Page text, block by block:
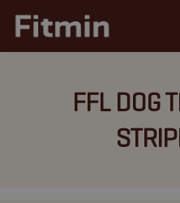
FFL DOG